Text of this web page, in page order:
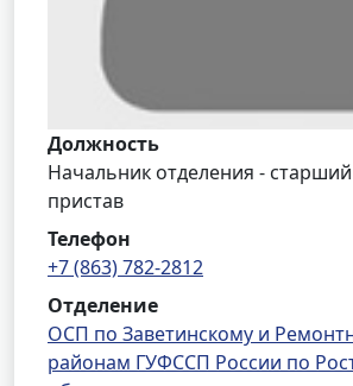
Должность
Начальник отделения -
пристав
Телефон
+7 (863) 782-2812
Отделение
ОСП по Заветинскому и
районам ГУФССП России по